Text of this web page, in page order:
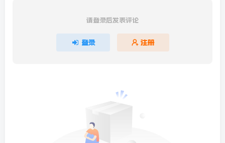
请登录后发表评论
登录 注册